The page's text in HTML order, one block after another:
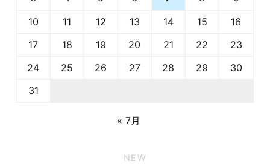
10
11 12 13 14 15
16
17
18 19 20 21 22
23
24
25 26 27 28 29
30
31
« 7月
NEW